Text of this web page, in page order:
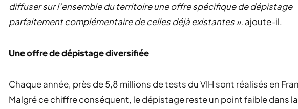
diffuser sur l’ensemble du territoire une offre spécifique de dépistage
parfaitement complémentaire de celles déjà existantes », ajoute-il.
Une offre de dépistage diversifiée
Chaque année, près de 5,8 millions de tests du VIH sont réalisés en
Malgré ce chiffre conséquent, le dépistage reste un point faible dans la